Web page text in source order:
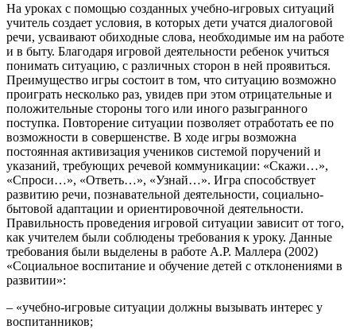
На уроках с помощью созданных учебно-игровых ситуаций
учитель создает условия, в которых дети учатся диалоговой
речи, усваивают обиходные слова, необходимые им на работе
и в быту. Благодаря игровой деятельности ребенок учиться
понимать ситуацию, с различных сторон в ней проявиться.
Преимущество игры состоит в том, что ситуацию возможно
проиграть несколько раз, увидев при этом отрицательные и
положительные стороны того или иного разыгранного
поступка. Повторение ситуации позволяет отработать ее по
возможности в совершенстве. В ходе игры возможна
постоянная активизация учеников системой поручений и
указаний, требующих речевой коммуникации: «Скажи…»,
«Спроси…», «Ответь…», «Узнай…». Игра способствует
развитию речи, познавательной деятельности, социально-
бытовой адаптации и ориентировочной деятельности.
Правильность проведения игровой ситуации зависит от того,
как учителем были соблюдены требования к уроку. Данные
требования были выделены в работе А.Р. Маллера (2002)
«Социальное воспитание и обучение детей с отклонениями в
развитии»:
– «учебно-игровые ситуации должны вызывать интерес у
воспитанников;